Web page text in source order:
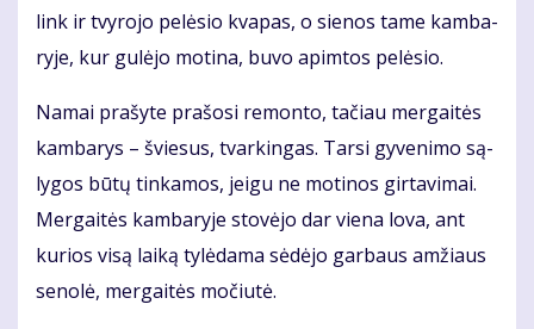
link ir tvy­ro­jo pe­lė­sio kva­pas, o sie­nos ta­me kam­ba­
ry­je, kur gu­lė­jo mo­ti­na, bu­vo ap­im­tos pe­lė­sio.
Na­mai pra­šy­te pra­šo­si re­mon­to, ta­čiau mer­gai­tės
kam­ba­rys – švie­sus, tvar­kin­gas. Tar­si gy­ve­ni­mo są­
ly­gos bū­tų tin­ka­mos, jei­gu ne mo­ti­nos gir­ta­vi­mai.
Mer­gai­tės kam­ba­ry­je sto­vė­jo dar vie­na lo­va, ant
ku­rios vi­są lai­ką ty­lė­da­ma sė­dė­jo gar­baus am­žiaus
se­no­lė, mer­gai­tės mo­čiu­tė.